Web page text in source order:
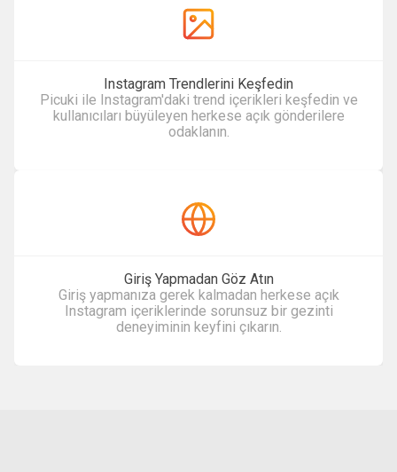
Instagram Trendlerini Keşfedin
Picuki ile Instagram'daki trend içerikleri keşfedin ve
kullanıcıları büyüleyen herkese açık gönderilere
odaklanın.
Giriş Yapmadan Göz Atın
Giriş yapmanıza gerek kalmadan herkese açık
Instagram içeriklerinde sorunsuz bir gezinti
deneyiminin keyfini çıkarın.